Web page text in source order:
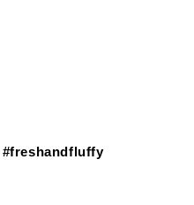
#freshandfluffy